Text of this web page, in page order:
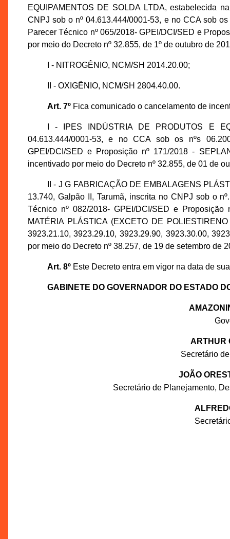
EQUIPAMENTOS DE SOLDA LTDA, estabelecida
CNPJ sob o nº 04.613.444/0001-53, e no CCA sob
Parecer Técnico nº 065/2018- GPEI/DCI/SED e
por meio do Decreto nº 32.855, de 1º de outubro de
I - NITROGÊNIO, NCM/SH 2014.20.00;
II - OXIGÊNIO, NCM/SH 2804.40.00.
Art. 7ºFica comunicado o cancelamento de
I - IPES INDÚSTRIA DE PRODUTOS E
04.613.444/0001-53, e no CCA sob os nºs
GPEI/DCI/SED e Proposição nº 171/2018 -
incentivado por meio do Decreto nº 32.855, de 01 de
II - J G FABRICAÇÃO DE EMBALAGENS
13.740, Galpão II, Tarumã, inscrita no CNPJ sob o
Técnico nº 082/2018- GPEI/DCI/SED e
MATÉRIA PLÁSTICA (EXCETO DE
3923.21.10, 3923.29.10, 3923.29.90, 3923.30.00,
por meio do Decreto nº 38.257, de 19 de setembro de
Art. 8ºEste Decreto entra em vigor na data de
GABINETE DO GOVERNADOR DO ESTADO
ARTHUR
Secretário
JOÃO
Secretário de Planejamento,